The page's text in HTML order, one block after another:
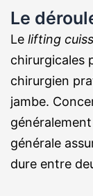
Le
Le lifting
chirurgicales
chirurgien
jambe.
généralement
générale
dure entre